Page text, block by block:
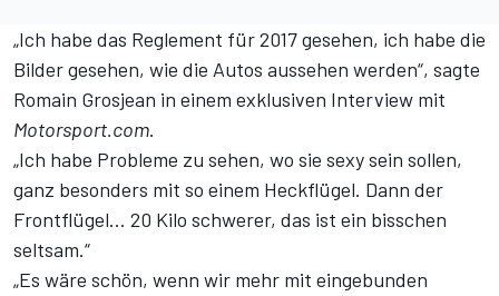
„Ich habe das Reglement für 2017 gesehen, ich habe die
Bilder gesehen, wie die Autos aussehen werden“, sagte
Romain Grosjean in einem exklusiven Interview mit
Motorsport.com.
„Ich habe Probleme zu sehen, wo sie sexy sein sollen,
ganz besonders mit so einem Heckflügel. Dann der
Frontflügel… 20 Kilo schwerer, das ist ein bisschen
seltsam.“
„Es wäre schön, wenn wir mehr mit eingebunden